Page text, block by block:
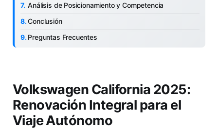
Análisis de Posicionamiento y Competencia
Conclusión
Preguntas Frecuentes
Volkswagen California 2025:
Renovación Integral para el
Viaje Autónomo